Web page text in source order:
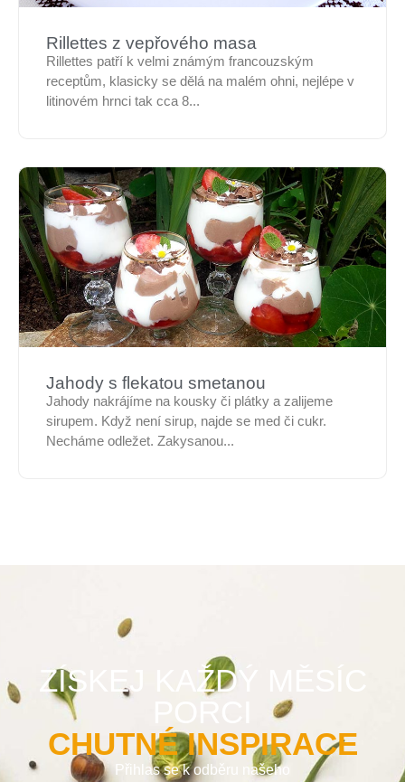
Rillettes z vepřového masa
Rillettes patří k velmi známým francouzským
receptům, klasicky se dělá na malém ohni, nejlépe v
litinovém hrnci tak cca 8...
Jahody s flekatou smetanou
Jahody nakrájíme na kousky či plátky a zalijeme
sirupem. Když není sirup, najde se med či cukr.
Necháme odležet. Zakysanou...
ZÍSKEJ KAŽDÝ MĚSÍC
CHUTNÉ INSPIRACE
Přihlas se k odběru našeho